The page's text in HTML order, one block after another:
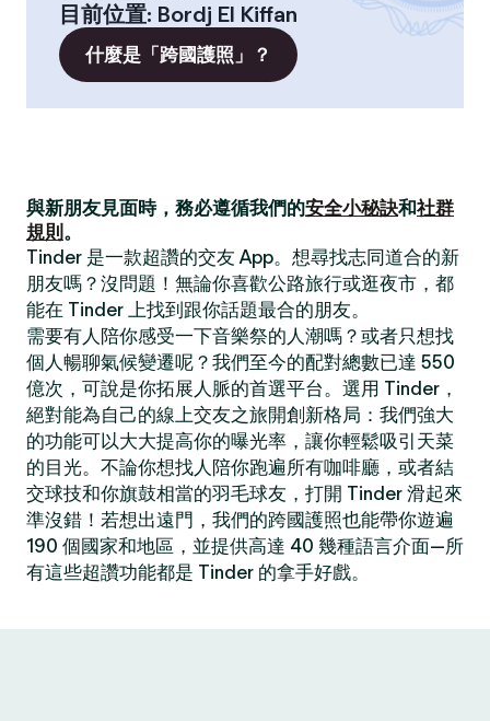
目前位置: Bordj El Kiffan
什麼是「跨國護照」？
與新朋友見面時，務必遵循我們的安全小秘訣和社群
規則 。
Tinder 是一款超讚的交友 App。想尋找志同道合的新
朋友嗎？沒問題！無論你喜歡公路旅行或逛夜市，都
能在 Tinder 上找到跟你話題最合的朋友。
需要有人陪你感受一下音樂祭的人潮嗎？或者只想找
個人暢聊氣候變遷呢？我們至今的配對總數已達 550
億次，可說是你拓展人脈的首選平台。選用 Tinder，
絕對能為自己的線上交友之旅開創新格局：我們強大
的功能可以大大提高你的曝光率，讓你輕鬆吸引天菜
的目光。不論你想找人陪你跑遍所有咖啡廳，或者結
交球技和你旗鼓相當的羽毛球友，打開 Tinder 滑起來
準沒錯！若想出遠門，我們的跨國護照也能帶你遊遍
190 個國家和地區，並提供高達 40 幾種語言介面—所
有這些超讚功能都是 Tinder 的拿手好戲。